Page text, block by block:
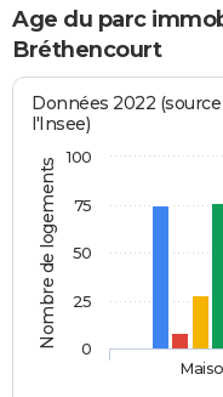
Age du parc
Bréthencourt
Nombre de logements
Données 2022
l'Insee)
0
25
50
75
100